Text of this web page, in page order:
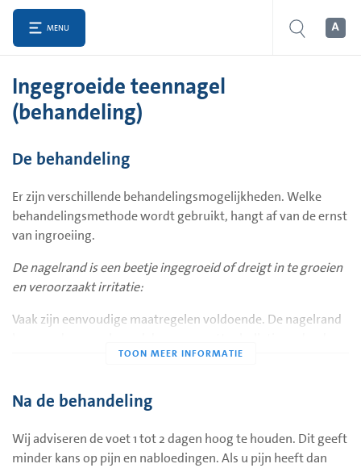
MENU
Ingegroeide teennagel
(behandeling)
De behandeling
Er zijn verschillende behandelingsmogelijkheden. Welke
behandelingsmethode wordt gebruikt, hangt af van de ernst
van ingroeiing.
De nagelrand is een beetje ingegroeid of dreigt in te groeien
en veroorzaakt irritatie:
Vaak zijn eenvoudige maatregelen voldoende. De nagelrand
nagel te schuiven en/of de huid regelmatig naar beneden te
laten doen.
De mate van ingroei is erger en geeft pijn of veroorzaakt een
ontsteking:
Na de behandeling
Wij adviseren de voet 1 tot 2 dagen hoog te houden. Dit geeft
minder kans op pijn en nabloedingen. Als u pijn heeft dan